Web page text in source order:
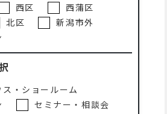
西区
西蒲区
北区
新潟市外
ス・ショールーム
セミナー・相談会